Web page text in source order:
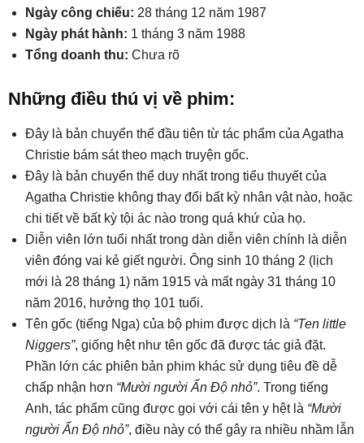
Ngày công chiếu: 28 tháng 12 năm 1987
Ngày phát hành: 1 tháng 3 năm 1988
Tổng doanh thu: Chưa rõ
Những điều thú vị về phim:
Đây là bản chuyển thể đầu tiên từ tác phẩm của Agatha
Christie bám sát theo mạch truyện gốc.
Đây là bản chuyển thể duy nhất trong tiểu thuyết của
Agatha Christie không thay đổi bất kỳ nhân vật nào, hoặc
chi tiết về bất kỳ tội ác nào trong quá khứ của họ.
Diễn viên lớn tuổi nhất trong dàn diễn viên chính là diễn
viên đóng vai kẻ giết người. Ông sinh 10 tháng 2 (lịch
mới là 28 tháng 1) năm 1915 và mất ngày 31 tháng 10
năm 2016, hưởng thọ 101 tuổi.
Tên gốc (tiếng Nga) của bộ phim được dịch là “Ten little
Niggers”, giống hệt như tên gốc đã được tác giả đặt.
Phần lớn các phiên bản phim khác sử dụng tiêu đề dễ
chấp nhận hơn “Mười người Ấn Độ nhỏ”. Trong tiếng
Anh, tác phẩm cũng được gọi với cái tên y hệt là “Mười
người Ấn Độ nhỏ”, điều này có thể gây ra nhiều nhầm lẫn